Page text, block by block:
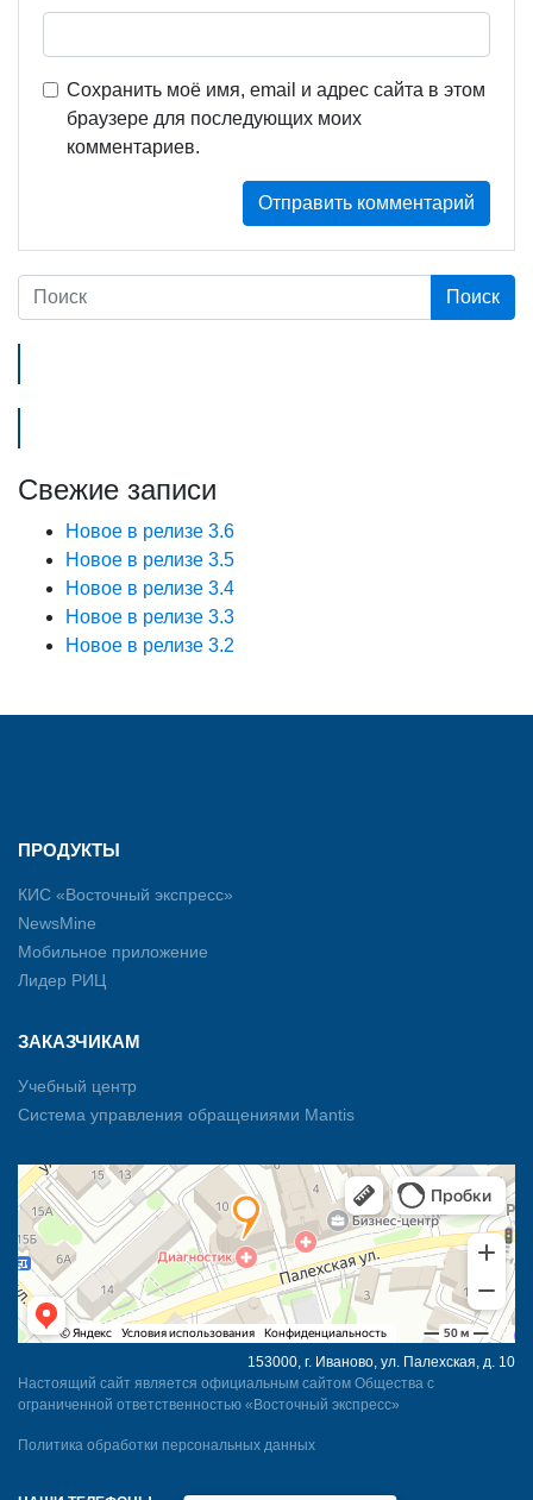
Сохранить моё имя, email и адрес сайта в этом
браузере для последующих моих
комментариев.
Свежие записи
Новое в релизе 3.6
Новое в релизе 3.5
Новое в релизе 3.4
Новое в релизе 3.3
Новое в релизе 3.2
ПРОДУКТЫ
КИС «Восточный экспресс»
NewsMine
Мобильное приложение
Лидер РИЦ
ЗАКАЗЧИКАМ
Учебный центр
Система управления обращениями Mantis
153000, г. Иваново, ул. Палехская, д. 10
Настоящий сайт является официальным сайтом Общества с
ограниченной ответственностью «Восточный экспресс»
Политика обработки персональных данных